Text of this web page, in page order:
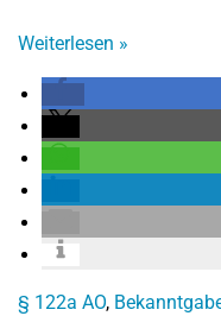
Weiterlesen »
§ 122a AO,